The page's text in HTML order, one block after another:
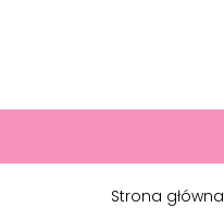
Strona główna